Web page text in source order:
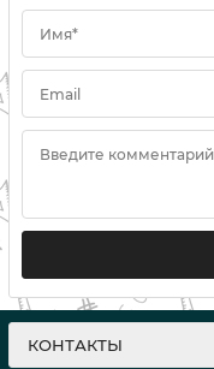
Имя*
Email
Введите
КОНТАКТЫ